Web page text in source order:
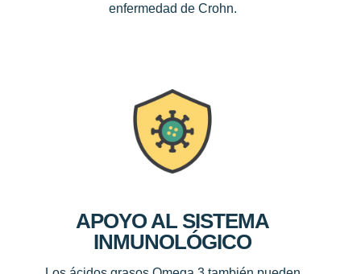
enfermedad de Crohn.
APOYO AL SISTEMA
INMUNOLÓGICO